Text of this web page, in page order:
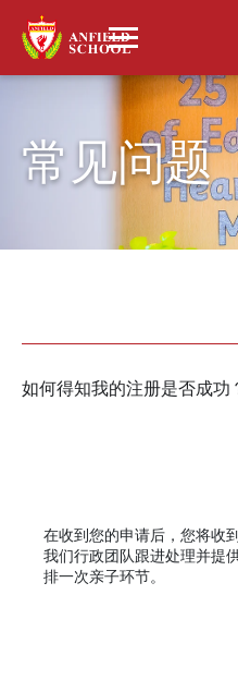
常见问题
如何得知我的注册是否成功
在收到您的申请后，您将收
我们行政团队跟进处理并提
排一次亲子环节。